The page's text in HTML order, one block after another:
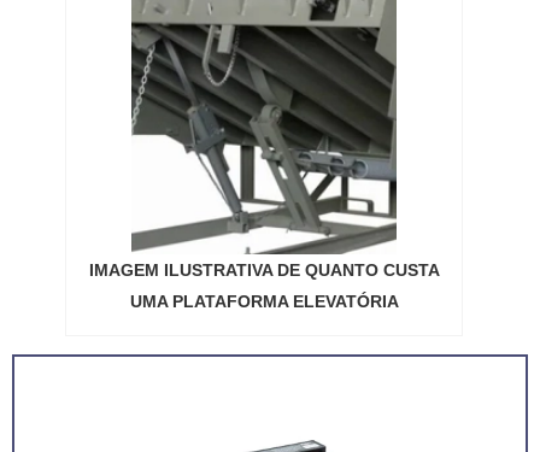
IMAGEM ILUSTRATIVA DE QUANTO CUSTA
UMA PLATAFORMA ELEVATÓRIA